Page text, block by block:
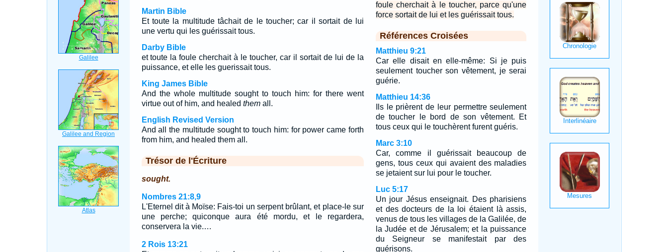
Martin Bible
Et toute la multitude tâchait de le toucher; car il sortait de lui
une vertu qui les guérissait tous.
Darby Bible
et toute la foule cherchait à le toucher, car il sortait de lui de la
puissance, et elle les guerissait tous.
King James Bible
And the whole multitude sought to touch him: for there went
virtue out of him, and healed themall.
English Revised Version
And all the multitude sought to touch him: for power came forth
from him, and healed them all.
Trésor de l'Écriture
sought.
Nombres 21:8,9
L'Eternel dit à Moïse: Fais-toi un serpent brûlant, et place-le sur
une perche; quiconque aura été mordu, et le regardera,
conservera la vie.…
2 Rois 13:21
foule cherchait à le toucher, parce qu'une
force sortait de lui et les guérissait tous.
Références Croisées
Matthieu 9:21
Car elle disait en elle-même: Si je puis
seulement toucher son vêtement, je serai
guérie.
Matthieu 14:36
Ils le prièrent de leur permettre seulement
de toucher le bord de son vêtement. Et
tous ceux qui le touchèrent furent guéris.
Marc 3:10
Car, comme il guérissait beaucoup de
gens, tous ceux qui avaient des maladies
se jetaient sur lui pour le toucher.
Luc 5:17
Un jour Jésus enseignait. Des pharisiens
et des docteurs de la loi étaient là assis,
venus de tous les villages de la Galilée, de
la Judée et de Jérusalem; et la puissance
du Seigneur se manifestait par des
guérisons.